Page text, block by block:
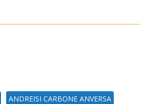
ANDREISI CARBONE ANVERSA